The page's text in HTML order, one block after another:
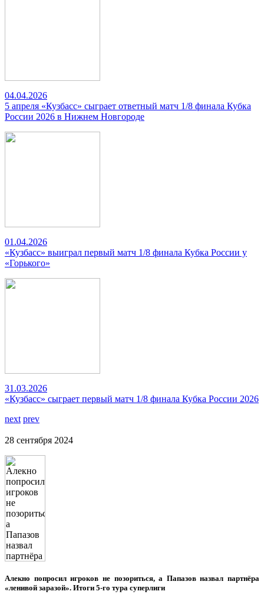
04.04.2026
5 апреля «Кузбасс» сыграет ответный матч 1/8 финала Кубка
России 2026 в Нижнем Новгороде
01.04.2026
«Кузбасс» выиграл первый матч 1/8 финала Кубка России у
«Горького»
31.03.2026
«Кузбасс» сыграет первый матч 1/8 финала Кубка России 2026
next prev
28 сентября 2024
Алекно попросил игроков не позориться, а Папазов назвал партнёра
«ленивой заразой». Итоги 5-го тура суперлиги